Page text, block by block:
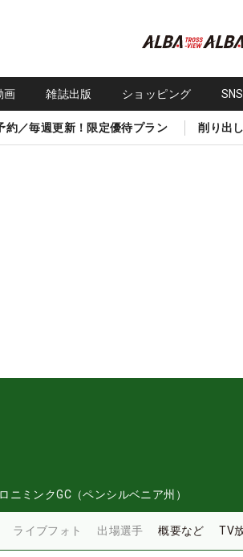
画 雑誌出版 ショッピング
約／毎週更新！限定優待プラン 削り出
ニミンクGC（ペンシルベニア州）
ライブフォト 出場選手 概要など TV